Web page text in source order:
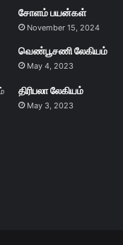
சோளம் பயன்கள்
November 15, 2024
வெண்பூசணி லேகியம்
May 4, 2023
திரிபலா லேகியம்
May 3, 2023